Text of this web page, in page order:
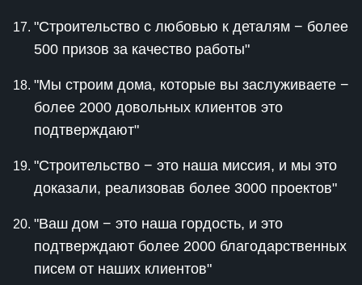
"Строительство с любовью к деталям − более
500 призов за качество работы"
"Мы строим дома, которые вы заслуживаете −
более 2000 довольных клиентов это
подтверждают"
"Строительство − это наша миссия, и мы это
доказали, реализовав более 3000 проектов"
"Ваш дом − это наша гордость, и это
подтверждают более 2000 благодарственных
писем от наших клиентов"